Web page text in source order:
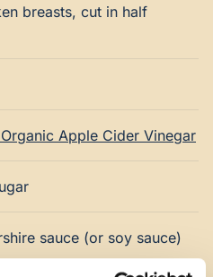
breasts, cut in half
Apple Cider Vinegar
sauce (or soy sauce)